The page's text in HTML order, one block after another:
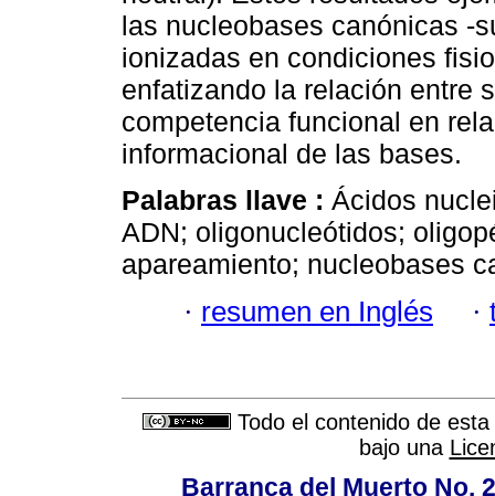
las nucleobases canónicas -
ionizadas en condiciones
enfatizando la relación entre
competencia funcional en
informacional de las bases.
Palabras llave : Ácidos
ADN; oligonucleótidos;
apareamiento; nucleobases
· resumen en Inglés ·
Todo el contenido de
bajo una
Barranca del Muerto No.